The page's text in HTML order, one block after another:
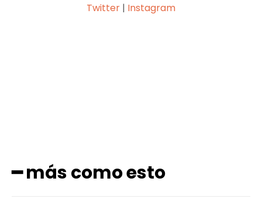
Twitter | Instagram
━ más como esto